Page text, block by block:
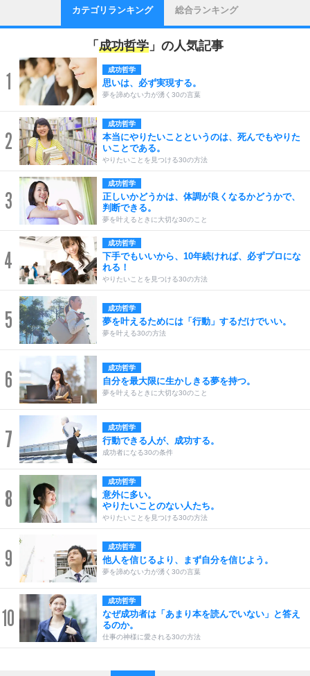
カテゴリランキング 総合ランキング
「 成功哲学 」の人気記事
1 成功哲学
思いは、必ず実現する。
夢を諦めない力が湧く30の言葉
2
成功哲学
本当にやりたいことというのは、死んでもやりた
いことである。
やりたいことを見つける30の方法
3
成功哲学
正しいかどうかは、体調が良くなるかどうかで、
判断できる。
夢を叶えるときに大切な30のこと
4
成功哲学
下手でもいいから、10年続ければ、必ずプロにな
れる！
やりたいことを見つける30の方法
5 成功哲学
夢を叶えるためには「行動」するだけでいい。
夢を叶える30の方法
6 成功哲学
自分を最大限に生かしきる夢を持つ。
夢を叶えるときに大切な30のこと
7 成功哲学
行動できる人が、成功する。
成功者になる30の条件
8
成功哲学
意外に多い。
やりたいことのない人たち。
やりたいことを見つける30の方法
9 成功哲学
他人を信じるより、まず自分を信じよう。
夢を諦めない力が湧く30の言葉
10
成功哲学
なぜ成功者は「あまり本を読んでいない」と答え
るのか。
仕事の神様に愛される30の方法